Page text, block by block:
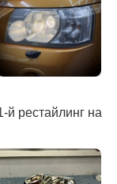
рестайлинг на